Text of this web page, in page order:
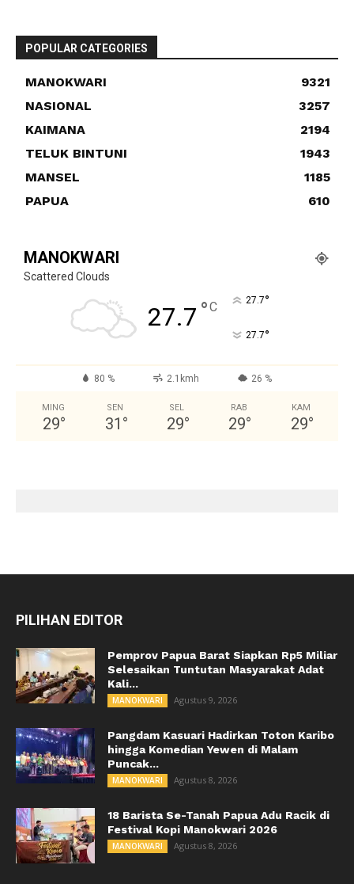
POPULAR CATEGORIES
MANOKWARI
9321
NASIONAL
3257
KAIMANA
2194
TELUK BINTUNI
1943
MANSEL
1185
PAPUA
610
MANOKWARI
Scattered Clouds
27.7 °C 27.7°
27.7°
80 % 2.1kmh 26 %
MING
29°
SEN
31 °
SEL
29°
RAB
29°
KAM
29°
PILIHAN EDITOR
Pemprov Papua Barat Siapkan Rp5 Miliar
Selesaikan Tuntutan Masyarakat Adat
Kali...
MANOKWARI Agustus 9, 2026
Pangdam Kasuari Hadirkan Toton Karibo
hingga Komedian Yewen di Malam
Puncak...
MANOKWARI Agustus 8, 2026
18 Barista Se-Tanah Papua Adu Racik di
Festival Kopi Manokwari 2026
MANOKWARI Agustus 8, 2026